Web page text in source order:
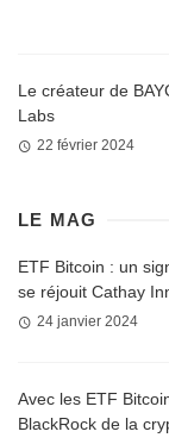
Le créateur de
Labs
22 février 2024
LE MAG
ETF Bitcoin : un
se réjouit Cathay
24 janvier 2024
Avec les ETF
BlackRock de la